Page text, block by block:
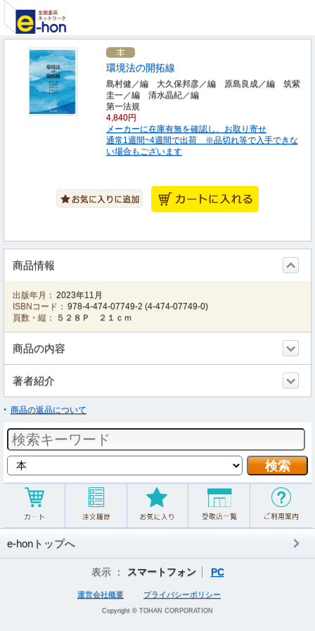
環境法の開拓線
島村健／編 大久保邦彦／編 原島良成／編 筑紫
圭一／編 清水晶紀／編
第一法規
4,840円
メーカーに在庫有無を確認し、お取り寄せ
通常1週間~4週間で出荷 ※品切れ等で入手できな
い場合もございます
商品情報
出版年月： 2023年11月
ISBNコード： 978-4-474-07749-2 (4-474-07749-0)
頁数・縦：
５２８Ｐ ２１ｃｍ
商品の内容
著者紹介
商品の返品について
e-honトップへ
表示 ： スマートフォン PC
運営会社概要 プライバシーポリシー
Copyright © TOHAN CORPORATION